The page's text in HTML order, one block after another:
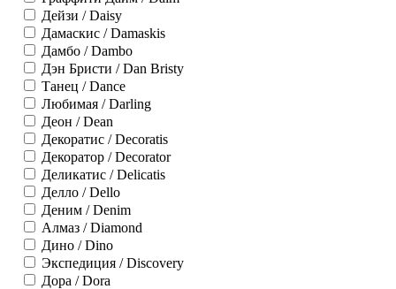
Дейзи / Daisy
Дамаскис / Damaskis
Дамбо / Dambo
Дэн Бристи / Dan Bristy
Танец / Dance
Любимая / Darling
Деон / Dean
Декоратис / Decoratis
Декоратор / Decorator
Деликатис / Delicatis
Делло / Dello
Деним / Denim
Алмаз / Diamond
Дино / Dino
Экспедиция / Discovery
Дора / Dora